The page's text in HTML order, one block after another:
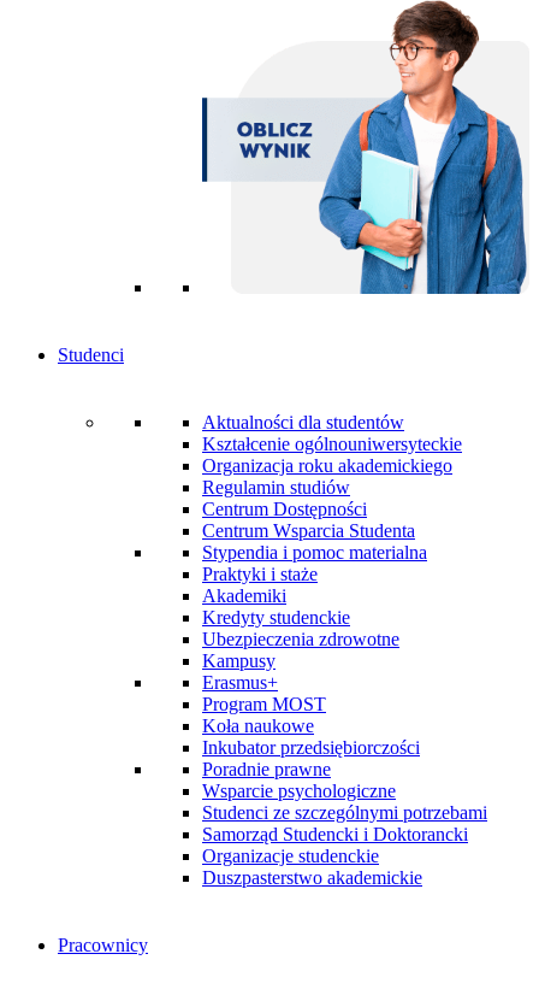
Studenci
Aktualności dla studentów
Kształcenie ogólnouniwersyteckie
Organizacja roku akademickiego
Regulamin studiów
Centrum Dostępności
Centrum Wsparcia Studenta
Stypendia i pomoc materialna
Praktyki i staże
Akademiki
Kredyty studenckie
Ubezpieczenia zdrowotne
Kampusy
Erasmus+
Program MOST
Koła naukowe
Inkubator przedsiębiorczości
Poradnie prawne
Wsparcie psychologiczne
Studenci ze szczególnymi potrzebami
Samorząd Studencki i Doktorancki
Organizacje studenckie
Duszpasterstwo akademickie
Pracownicy